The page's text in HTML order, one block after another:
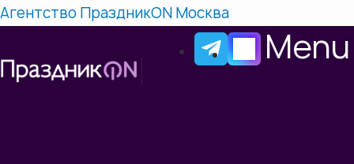
Агентство ПраздникON Москва
Menu